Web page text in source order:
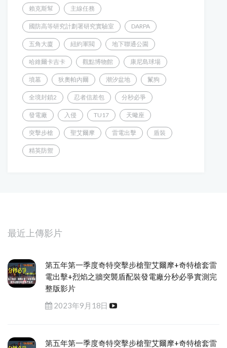
賴克斯幫 主線任務
國防高等研究計劃署研究實驗室 DARPA
五角大廈 紐約軍閥 地下聯通公園
哈維爾卡吉卡 觀點博物館 康尼島球場
墳墓 狄奧帕內爾 潮汐盆地 鬣狗
全境封鎖2 忍者信差包 分秒必爭
發電廠 入侵 TU17 天蠍座
突擊步槍 聖艾爾摩 雷電出擊 盾裝
精英防禦
最近上傳影片
第五年第一季度奇特突擊步槍聖艾爾摩+奇特槍套雷
電出擊+烈焰之牆突襲盾配裝發電廠分秒必爭實測完
整版影片
2023年9月18日
第五年第一季度奇特突擊步槍聖艾爾摩+奇特槍套雷